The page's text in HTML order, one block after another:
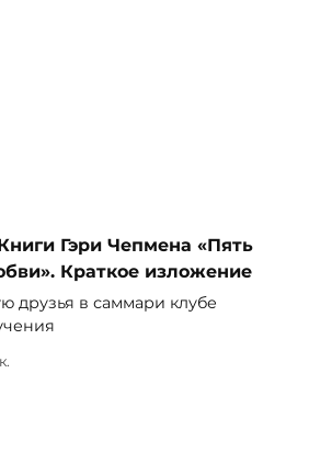
Гэри Чепмена «Пять
Краткое изложение
друзья в саммари клубе